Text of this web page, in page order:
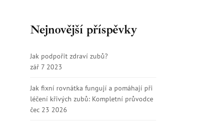
Nejnovější příspěvky
Jak podpořit zdraví zubů?
zář 7 2023
Jak fixní rovnátka fungují a pomáhají při
léčení křivých zubů: Kompletní průvodce
čec 23 2026